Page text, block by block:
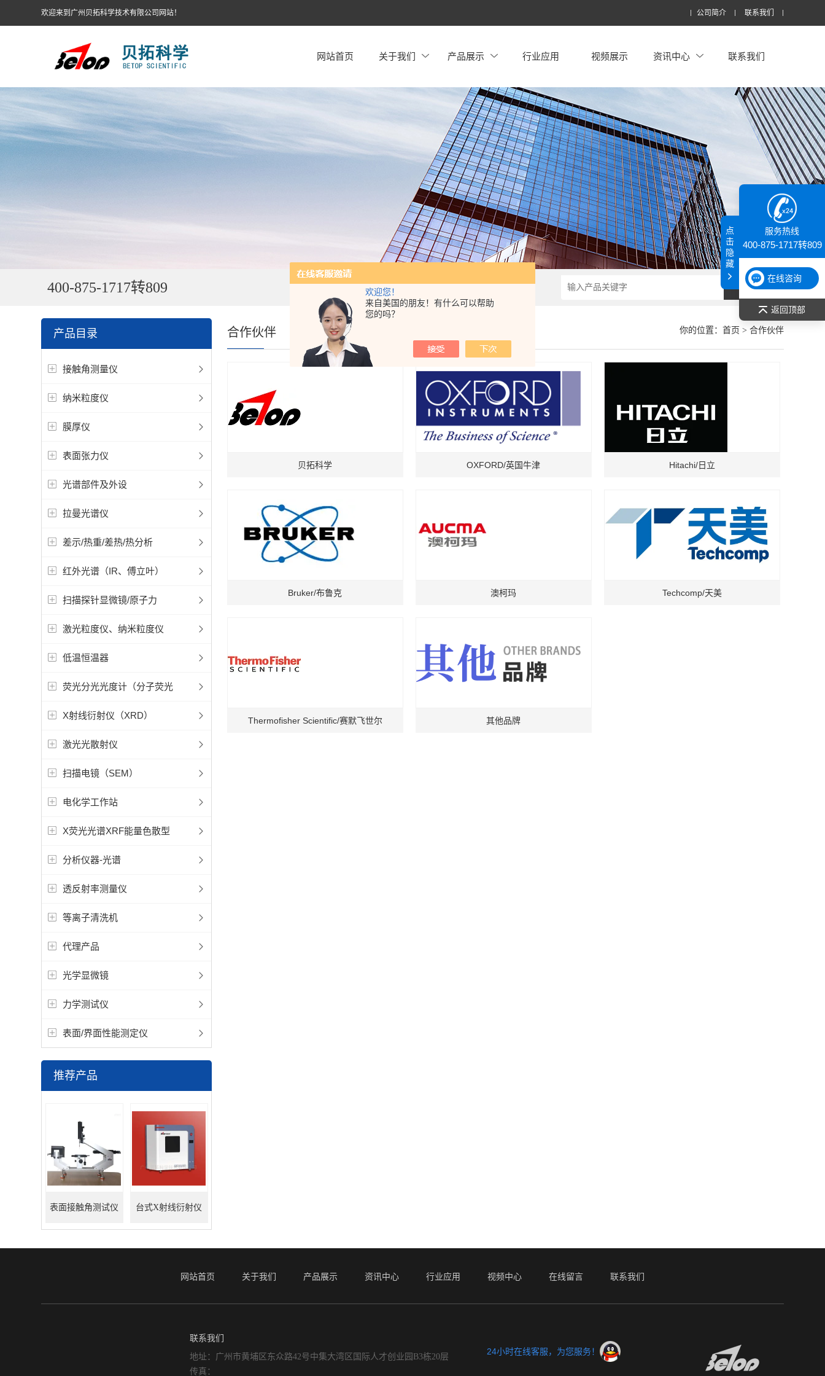
欢迎您！
来自美国的朋友！有什么可以帮助
您的吗？
欢迎来到广州贝拓科学技术有限公司网站！ 公司简介 联系我们
网站首页 关于我们 产品展示 行业应用 视频展示 资讯中心 联系我们
400-875-1717转809
产品目录
接触角测量仪
纳米粒度仪
膜厚仪
表面张力仪
光谱部件及外设
拉曼光谱仪
差示/热重/差热/热分析
红外光谱（IR、傅立叶）
扫描探针显微镜/原子力
激光粒度仪、纳米粒度仪
低温恒温器
荧光分光光度计（分子荧光
X射线衍射仪（XRD）
激光光散射仪
扫描电镜（SEM）
电化学工作站
X荧光光谱XRF能量色散型
分析仪器-光谱
透反射率测量仪
等离子清洗机
代理产品
光学显微镜
力学测试仪
表面/界面性能测定仪
推荐产品
表面接触角测试仪 台式X射线衍射仪
你的位置： 首页 > 合作伙伴
合作伙伴
贝拓科学 OXFORD/英国牛津 Hitachi/日立
Bruker/布鲁克 澳柯玛 Techcomp/天美
Thermofisher Scientific/赛默飞世尔 其他品牌
网站首页 关于我们 产品展示 资讯中心 行业应用 视频中心 在线留言 联系我们
联系我们
地址：广州市黄埔区东众路42号中集大湾区国际人才创业园B3栋20层
传真：
24小时在线客服，为您服务！
服务热线
400-875-1717转809
在线咨询
返回顶部
点
击
隐
藏